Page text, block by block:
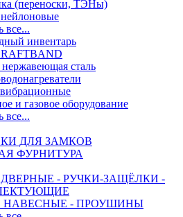
(переноски, ТЭНы)
все...
инвентарь
сталь
и газовое оборудование
все...
ДЛЯ ЗАМКОВ
ФУРНИТУРА
- РУЧКИ-ЗАЩЁЛКИ -
НАВЕСНЫЕ - ПРОУШИНЫ